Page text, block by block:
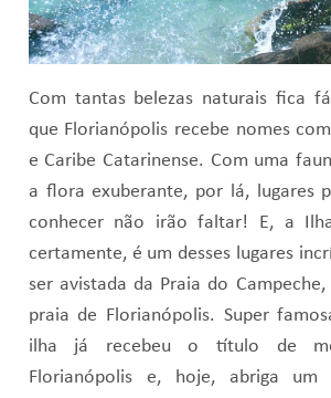
Com tantas belezas naturais fica
que Florianópolis recebe nomes
e Caribe Catarinense. Com uma
a flora exuberante, por lá, lugares
conhecer não irão faltar! E, a
certamente, é um desses lugares
ser avistada da Praia do
praia de Florianópolis. Super
ilha já recebeu o título de
Florianópolis e, hoje, abriga